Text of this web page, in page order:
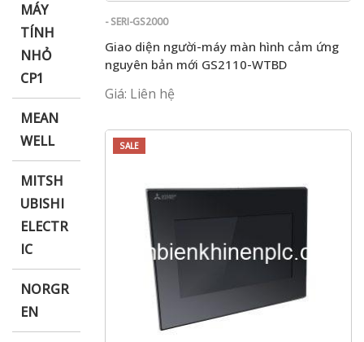
MÁY
TÍNH
NHỎ
CP1
MEAN
WELL
MITSH
UBISHI
ELECTR
IC
NORGR
EN
- SERI-GS2000
Giao diện người-máy màn hình cảm ứng
nguyên bản mới GS2110-WTBD
Giá: Liên hệ
SALE